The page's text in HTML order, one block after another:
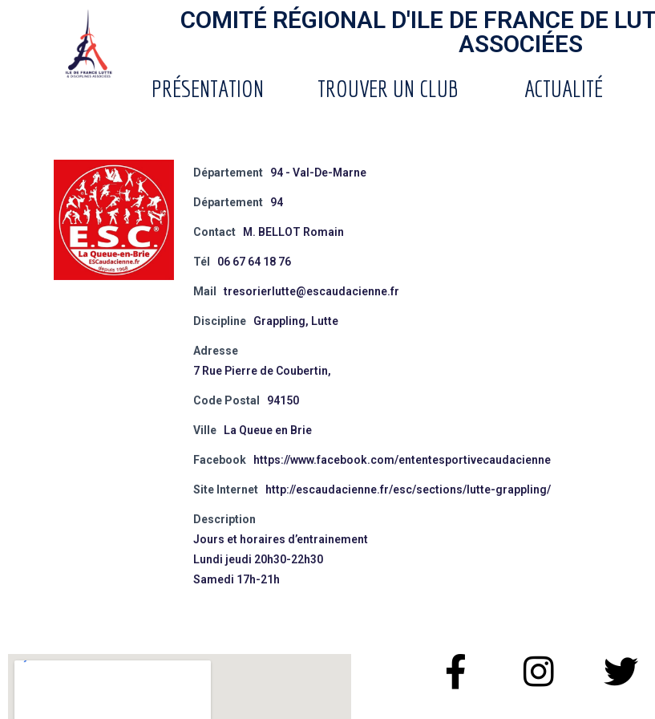
COMITÉ RÉGIONAL D'ILE DE FRANCE DE
ASSOCIÉES
PRÉSENTATION TROUVER UN CLUB ACTUALITÉ
Département 94 - Val-De-Marne
Département 94
Contact M. BELLOT Romain
Tél 06 67 64 18 76
Mail tresorierlutte@escaudacienne.fr
Discipline Grappling, Lutte
Adresse
7 Rue Pierre de Coubertin,
Code Postal 94150
Ville La Queue en Brie
Facebook https://www.facebook.com/ententesportivecaudacienne
Site Internet http://escaudacienne.fr/esc/sections/lutte-grappling/
Description
Jours et horaires d’entrainement
Lundi jeudi 20h30-22h30
Samedi 17h-21h